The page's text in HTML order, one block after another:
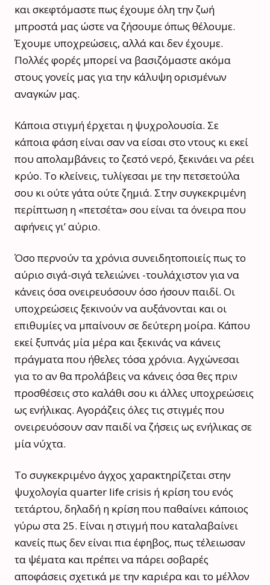
και σκεφτόμαστε πως έχουμε όλη την ζωή
μπροστά μας ώστε να ζήσουμε όπως θέλουμε.
Έχουμε υποχρεώσεις, αλλά και δεν έχουμε.
Πολλές φορές μπορεί να βασιζόμαστε ακόμα
στους γονείς μας για την κάλυψη ορισμένων
αναγκών μας.
Κάποια στιγμή έρχεται η ψυχρολουσία. Σε
κάποια φάση είναι σαν να είσαι στο ντους κι εκεί
που απολαμβάνεις το ζεστό νερό, ξεκινάει να ρέει
κρύο. Το κλείνεις, τυλίγεσαι με την πετσετούλα
σου κι ούτε γάτα ούτε ζημιά. Στην συγκεκριμένη
περίπτωση η «πετσέτα» σου είναι τα όνειρα που
αφήνεις γι’ αύριο.
Όσο περνούν τα χρόνια συνειδητοποιείς πως το
αύριο σιγά-σιγά τελειώνει -τουλάχιστον για να
κάνεις όσα ονειρευόσουν όσο ήσουν παιδί. Οι
υποχρεώσεις ξεκινούν να αυξάνονται και οι
επιθυμίες να μπαίνουν σε δεύτερη μοίρα. Κάπου
εκεί ξυπνάς μία μέρα και ξεκινάς να κάνεις
πράγματα που ήθελες τόσα χρόνια. Αγχώνεσαι
για το αν θα προλάβεις να κάνεις όσα θες πριν
προσθέσεις στο καλάθι σου κι άλλες υποχρεώσεις
ως ενήλικας. Αγοράζεις όλες τις στιγμές που
ονειρευόσουν σαν παιδί να ζήσεις ως ενήλικας σε
μία νύχτα.
Το συγκεκριμένο άγχος χαρακτηρίζεται στην
ψυχολογία quarter life crisis ή κρίση του ενός
τετάρτου, δηλαδή η κρίση που παθαίνει κάποιος
γύρω στα 25. Είναι η στιγμή που καταλαβαίνει
κανείς πως δεν είναι πια έφηβος, πως τέλειωσαν
τα ψέματα και πρέπει να πάρει σοβαρές
αποφάσεις σχετικά με την καριέρα και το μέλλον